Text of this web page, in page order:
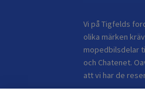
Vi på Tigfelds
olika märken
mopedbilsdelar
och Chatenet.
att vi har de